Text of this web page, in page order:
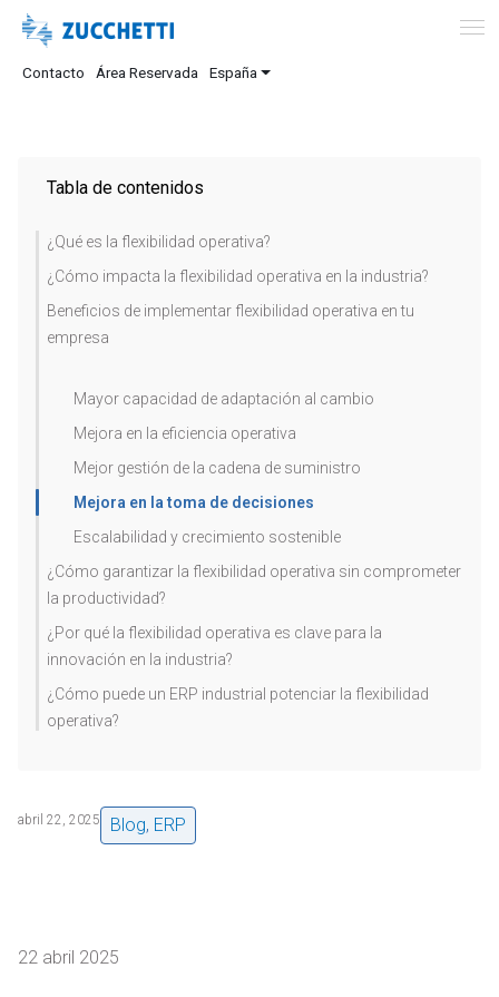
Contacto Área Reservada España
Tabla de contenidos
¿Qué es la flexibilidad operativa?
¿Cómo impacta la flexibilidad operativa en la industria?
Beneficios de implementar flexibilidad operativa en tu
empresa
Mayor capacidad de adaptación al cambio
Mejora en la eficiencia operativa
Mejor gestión de la cadena de suministro
Mejora en la toma de decisiones
Escalabilidad y crecimiento sostenible
¿Cómo garantizar la flexibilidad operativa sin comprometer
la productividad?
¿Por qué la flexibilidad operativa es clave para la
innovación en la industria?
¿Cómo puede un ERP industrial potenciar la flexibilidad
operativa?
abril 22, 2025 Blog, ERP
22 abril 2025